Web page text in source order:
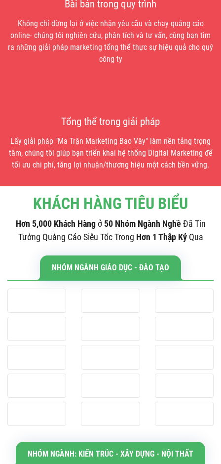
Bài bản trong quy trình
Không chỉ dừng lại ở việc nhận yêu cầu và chạy quảng cáo
online- chúng tôi nghiên cứu, phân tích và tư vấn, cùng bạn tìm
ra những giải pháp marketing tổng thể thực sự hiệu quả cho quý
công ty
Tổng thể trong giải pháp
Lấy giải pháp "Ma Trận Marketing Bao Vây" làm nền tảng trọng
tâm, chúng tôi giúp bạn triển khai hệ thống Digital Marketing để
tối ưu chi phí, tăng lợi nhuận/thương hiệu một cách bền vững.
KHÁCH HÀNG TIÊU BIỂU
Hơn 5,000 Khách Hàngở50 Nhóm Ngành Nghề Đã Tin
Tưởng Quảng Cáo Siêu Tốc Trong Hơn 1 Thập KỷQua
NHÓM NGÀNH GIÁO DỤC - ĐÀO TẠO
NHÓM NGÀNH: KIẾN TRÚC - XÂY DỰNG - NỘI THẤT